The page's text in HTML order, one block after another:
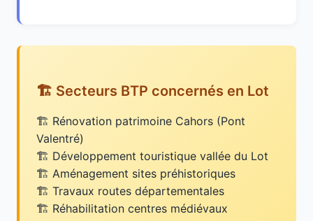
🏗️ Secteurs BTP concernés en Lot
Rénovation patrimoine Cahors (Pont
Valentré)
Développement touristique vallée du Lot
Aménagement sites préhistoriques
Travaux routes départementales
Réhabilitation centres médiévaux